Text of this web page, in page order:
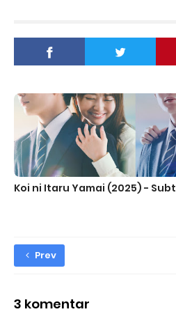
Koi ni Itaru Yamai (2025) -
Prev
3 komentar